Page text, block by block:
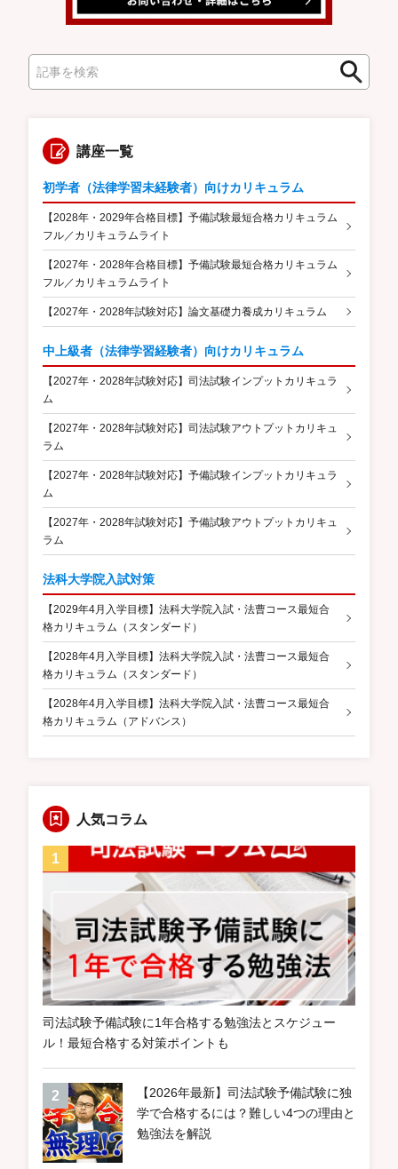
検
索
検
講座一覧
初学者（法律学習未経験者）向けカリキュラム
【2028年・2029年合格目標】予備試験最短合格カリキュラム
フル／カリキュラムライト
【2027年・2028年合格目標】予備試験最短合格カリキュラム
フル／カリキュラムライト
【2027年・2028年試験対応】論文基礎力養成カリキュラム
中上級者（法律学習経験者）向けカリキュラム
【2027年・2028年試験対応】司法試験インプットカリキュラ
ム
【2027年・2028年試験対応】司法試験アウトプットカリキュ
ラム
【2027年・2028年試験対応】予備試験インプットカリキュラ
ム
【2027年・2028年試験対応】予備試験アウトプットカリキュ
ラム
法科大学院入試対策
【2029年4月入学目標】法科大学院入試・法曹コース最短合
格カリキュラム（スタンダード）
【2028年4月入学目標】法科大学院入試・法曹コース最短合
格カリキュラム（スタンダード）
【2028年4月入学目標】法科大学院入試・法曹コース最短合
格カリキュラム（アドバンス）
人気コラム
司法試験予備試験に1年合格する勉強法とスケジュー
ル！最短合格する対策ポイントも
【2026年最新】司法試験予備試験に独
学で合格するには？難しい4つの理由と
勉強法を解説